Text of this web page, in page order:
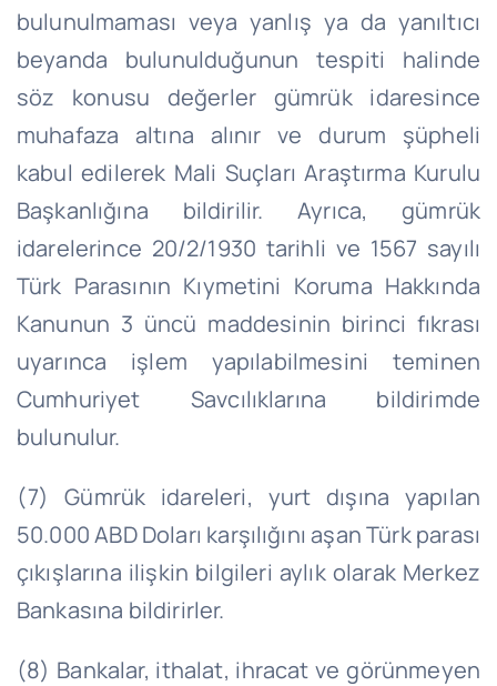
bulunulmaması veya yanlış ya da yanıltıcı
beyanda bulunulduğunun tespiti halinde
söz konusu değerler gümrük idaresince
muhafaza altına alınır ve durum şüpheli
kabul edilerek Mali Suçları Araştırma Kurulu
Başkanlığına bildirilir. Ayrıca, gümrük
idarelerince 20/2/1930 tarihli ve 1567 sayılı
Türk Parasının Kıymetini Koruma Hakkında
Kanunun 3 üncü maddesinin birinci fıkrası
uyarınca işlem yapılabilmesini teminen
Cumhuriyet Savcılıklarına bildirimde
bulunulur.
(7) Gümrük idareleri, yurt dışına yapılan
50.000 ABD Doları karşılığını aşan Türk parası
çıkışlarına ilişkin bilgileri aylık olarak Merkez
Bankasına bildirirler.
(8) Bankalar, ithalat, ihracat ve görünmeyen